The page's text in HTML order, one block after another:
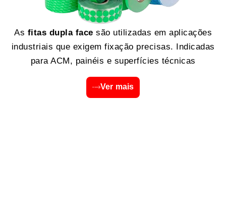
As fitas dupla face são utilizadas em aplicações
industriais que exigem fixação precisas. Indicadas
para ACM, painéis e superfícies técnicas
Ver mais